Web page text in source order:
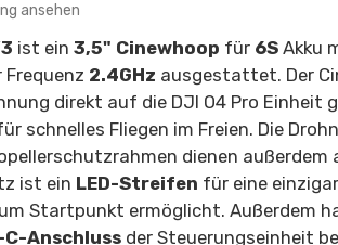
ansehen
ist ein 3,5" Cinewhoop für 6S Akku
2.4GHz ausgestattet. Der
direkt auf die DJI O4 Pro Einheit
schnelles Fliegen im Freien. Die
dienen
ist ein LED-Streifen für eine
Startpunkt ermöglicht. Außerdem
C-Anschluss der Steuerungseinheit